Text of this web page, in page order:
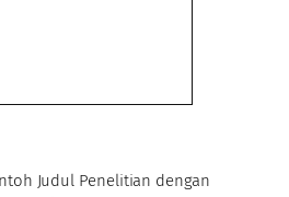
Judul Penelitian dengan